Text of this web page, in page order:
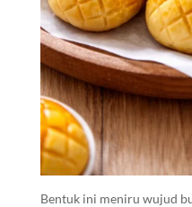
Bentuk ini meniru wujud